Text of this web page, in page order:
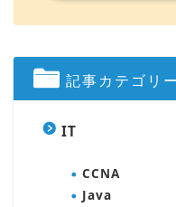
記事カテゴリー
IT
CCNA
Java